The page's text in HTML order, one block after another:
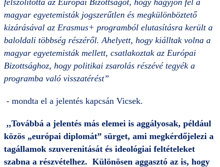
felszólította az Európai Bizottságot, hogy hagyjon fel a
magyar egyetemisták jogszerűtlen és megkülönböztető
kizárásával az Erasmus+ programból elutasításra került a
baloldali többség részéről. Ahelyett, hogy kiálltak volna a
magyar egyetemisták mellett, csatlakoztak az Európai
Bizottsághoz, hogy politikai zsarolás részévé tegyék a
programba való visszatérést”
- mondta el a jelentés kapcsán Vicsek.
,,Továbbá a jelentés más elemei is aggályosak, például
közös „európai diplomát” sürget, ami megkérdőjelezi a
tagállamok szuverenitását és ideológiai feltételeket
szabna a részvételhez. Különösen aggasztó az is, hogy